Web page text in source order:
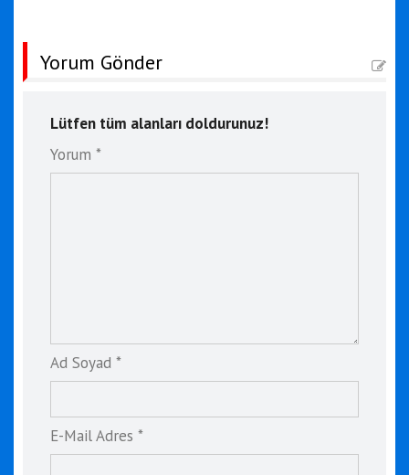
Yorum Gönder
Lütfen tüm alanları doldurunuz!
Yorum *
Ad Soyad *
E-Mail Adres *